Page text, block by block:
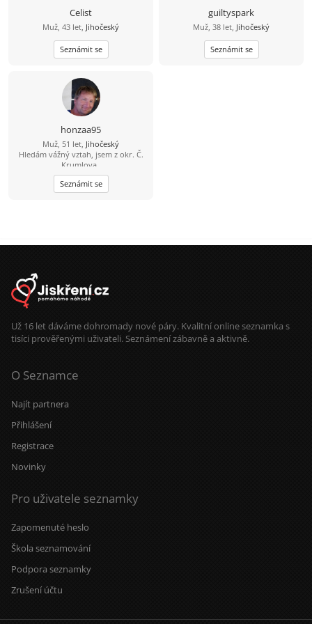
dojetí autem. Jsem spolehlivý chlap,
co nezkazí žádnou srandu a raději
než davy vyhledává klidnější místa.
Když je čas a počasí, sbalím batoh a
jdu na lehčí výlet do přírody, kde si
čistím hlavu a natáčím zajímavá
Celist
Muž, 43 let, Jihočeský
Seznámit se
guiltyspark
Muž, 38 let, Jihočeský
Seznámit se
honzaa95
Muž, 51 let, Jihočeský
Hledám vážný vztah, jsem z okr. Č.
Krumlova,.
Seznámit se
Už 16 let dáváme dohromady nové páry. Kvalitní online seznamka s
tisíci prověřenými uživateli. Seznámení zábavně a aktivně.
O Seznamce
Najít partnera
Přihlášení
Registrace
Novinky
Pro uživatele seznamky
Zapomenuté heslo
Škola seznamování
Podpora seznamky
Zrušení účtu